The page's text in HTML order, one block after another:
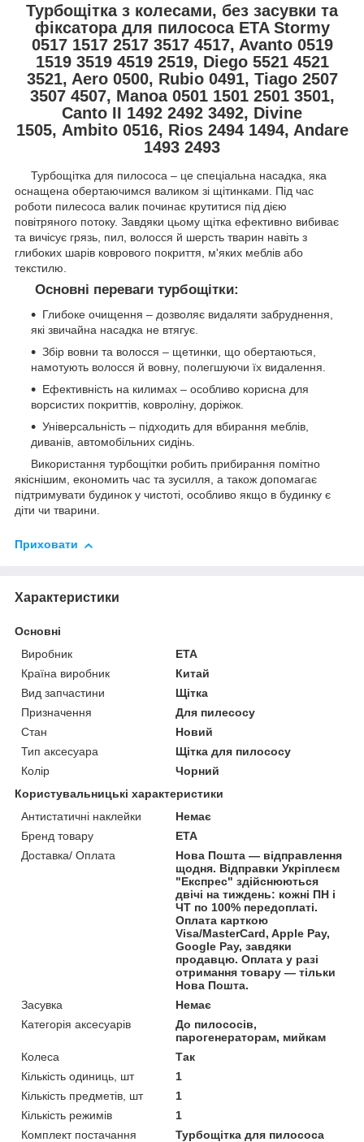
Турбощітка з колесами, без засувки та
фіксатора для пилососа ETA Stormy
0517 1517 2517 3517 4517, Avanto 0519
1519 3519 4519 2519, Diego 5521 4521
3521, Aero 0500, Rubio 0491, Tiago 2507
3507 4507, Manoa 0501 1501 2501 3501,
Canto II 1492 2492 3492, Divine
1505, Ambito 0516, Rios 2494 1494, Andare
1493 2493
Турбощітка для пилососа – це спеціальна насадка, яка
оснащена обертаючимся валиком зі щітинками. Під час
роботи пилесоса валик починає крутитися під дією
повітряного потоку. Завдяки цьому щітка ефективно вибиває
та вичісує грязь, пил, волосся й шерсть тварин навіть з
глибоких шарів коврового покриття, м'яких меблів або
текстилю.
Основні переваги турбощітки:
Глибоке очищення – дозволяє видаляти забруднення,
які звичайна насадка не втягує.
Збір вовни та волосся – щетинки, що обертаються,
намотують волосся й вовну, полегшуючи їх видалення.
Ефективність на килимах – особливо корисна для
ворсистих покриттів, ковроліну, доріжок.
Універсальність – підходить для вбирання меблів,
диванів, автомобільних сидінь.
Використання турбощітки робить прибирання помітно
якіснішим, економить час та зусилля, а також допомагає
підтримувати будинок у чистоті, особливо якщо в будинку є
діти чи тварини.
Приховати
Характеристики
Основні
Виробник
ETA
Країна виробник
Китай
Вид запчастини
Щітка
Призначення
Для пилесосу
Стан
Новий
Тип аксесуара
Щітка для пилососу
Колір
Чорний
Користувальницькі характеристики
Антистатичні наклейки
Немає
Бренд товару
ETA
Доставка/ Оплата
Нова Пошта — відправлення
щодня. Відправки Укріплеєм
"Експрес" здійснюються
двічі на тиждень: кожні ПН і
ЧТ по 100% передоплаті.
Оплата карткою
Visa/MasterCard, Apple Pay,
Google Pay, завдяки
продавцю. Оплата у разі
отримання товару — тільки
Нова Пошта.
Засувка
Немає
Категорія аксесуарів
До пилососів,
парогенераторам, мийкам
Колеса
Так
Кількість одиниць, шт
1
Кількість предметів, шт
1
Кількість режимів
1
Комплект постачання
Турбощітка для пилососа